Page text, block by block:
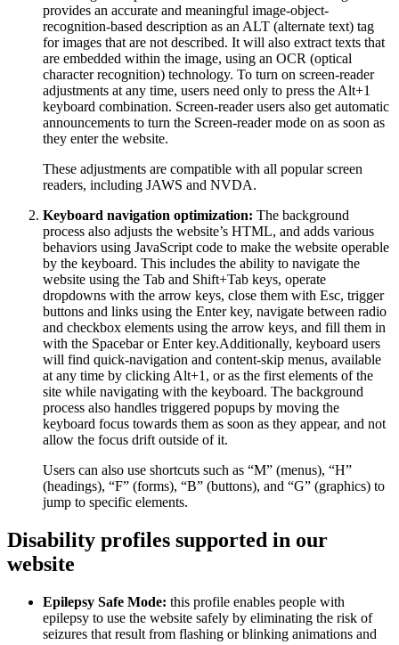
provides an accurate and meaningful image-object-
recognition-based description as an ALT (alternate text) tag
for images that are not described. It will also extract texts that
are embedded within the image, using an OCR (optical
character recognition) technology. To turn on screen-reader
adjustments at any time, users need only to press the Alt+1
keyboard combination. Screen-reader users also get automatic
announcements to turn the Screen-reader mode on as soon as
they enter the website.
These adjustments are compatible with all popular screen
readers, including JAWS and NVDA.
Keyboard navigation optimization: The background
process also adjusts the website’s HTML, and adds various
behaviors using JavaScript code to make the website operable
by the keyboard. This includes the ability to navigate the
website using the Tab and Shift+Tab keys, operate
dropdowns with the arrow keys, close them with Esc, trigger
buttons and links using the Enter key, navigate between radio
and checkbox elements using the arrow keys, and fill them in
with the Spacebar or Enter key.Additionally, keyboard users
will find quick-navigation and content-skip menus, available
at any time by clicking Alt+1, or as the first elements of the
site while navigating with the keyboard. The background
process also handles triggered popups by moving the
keyboard focus towards them as soon as they appear, and not
allow the focus drift outside of it.
Users can also use shortcuts such as “M” (menus), “H”
(headings), “F” (forms), “B” (buttons), and “G” (graphics) to
jump to specific elements.
Disability profiles supported in our
website
Epilepsy Safe Mode: this profile enables people with
epilepsy to use the website safely by eliminating the risk of
seizures that result from flashing or blinking animations and